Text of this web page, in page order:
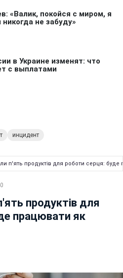
инцидент
п'ять продуктів для роботи серця:
продуктів для
працювати як